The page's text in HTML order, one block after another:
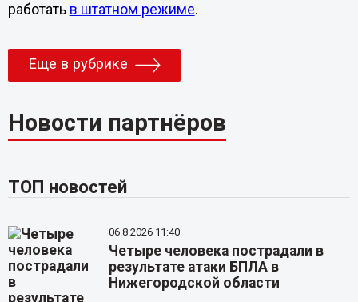
работать в штатном режиме.
Еще в рубрике
Новости партнёров
ТОП новостей
06.8.2026 11:40
Четыре человека пострадали в
результате атаки БПЛА в
Нижегородской области